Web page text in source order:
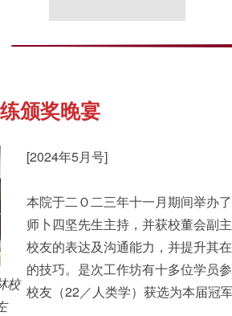
颁奖晚宴
校
[2024年5月号]
本院于二Ｏ二三年十一月期间举办
师卜四坚先生主持，并获校董会副
校友的表达及沟通能力，并提升其
的技巧。是次工作坊有十多位学员
校友（22／人类学）获选为本届冠军